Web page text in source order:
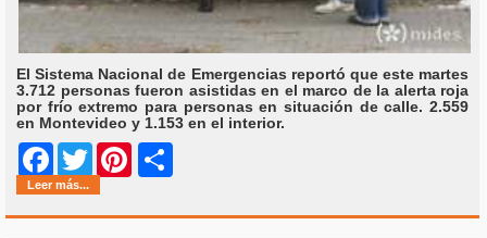
El Sistema Nacional de Emergencias reportó que este martes
3.712 personas fueron asistidas en el marco de la alerta roja
por frío extremo para personas en situación de calle. 2.559
en Montevideo y 1.153 en el interior.
Facebook
Twitter Pinterest
Leer más...